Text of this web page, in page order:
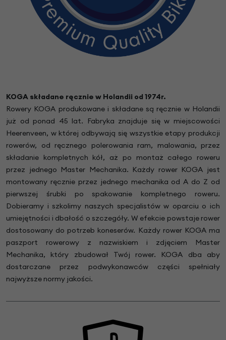
KOGA składane ręcznie w Holandii od 1974r.
Rowery KOGA produkowane i składane są ręcznie w Holandii
już od ponad 45 lat. Fabryka znajduje się w miejscowości
Heerenveen, w której odbywają się wszystkie etapy produkcji
rowerów, od ręcznego polerowania ram, malowania, przez
składanie kompletnych kół, aż po montaż całego roweru
przez jednego Master Mechanika. Każdy rower KOGA jest
montowany ręcznie przez jednego mechanika od A do Z od
pierwszej śrubki po spakowanie kompletnego roweru.
Dobieramy i szkolimy naszych specjalistów w oparciu o ich
umiejętności i dbałość o szczegóły. W efekcie powstaje rower
dostosowany do potrzeb koneserów. Każdy rower KOGA ma
paszport rowerowy z nazwiskiem i zdjęciem Master
Mechanika, który zbudował Twój rower. KOGA dba aby
dostarczane przez podwykonawców części spełniały
najwyższe normy jakości.